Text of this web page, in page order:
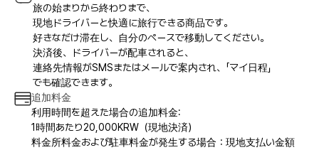
旅の始まりから終わりまで、
現地ドライバーと快適に旅行できる商品です。
好きなだけ滞在し、自分のペースで移動してください。
決済後、ドライバーが配車されると、
連絡先情報がSMSまたはメールで案内され、「マイ日程」
でも確認できます。
追加料金
利用時間を超えた場合の追加料金:
1時間あたり20,000KRW（現地決済）
料金所料金および駐車料金が発生する場合：現地支払い金額